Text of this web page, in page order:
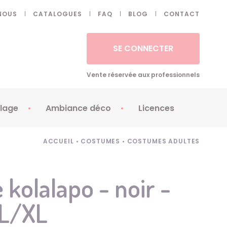
CATALOGUES FAQ BLOG CONTACT
SE CONNECTER
Vente réservée aux professionnels
Ambiance déco
Ballons
Bougies
Licences
Demon Slayer
ACCUEIL • COSTUMES • COSTUMES ADULTES
kolalapo - noir -
XL